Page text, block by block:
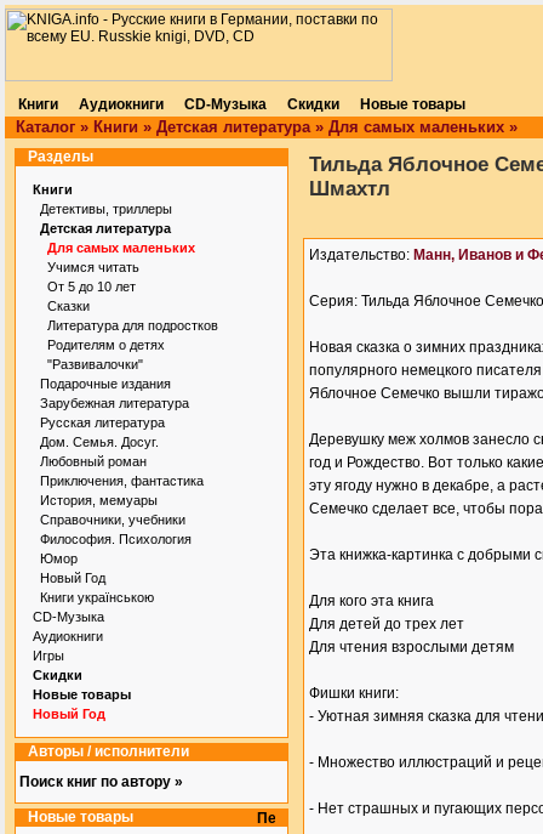
Книги Аудиокниги CD-Музыка Скидки Новые товары
Каталог » Книги » Детская литература» Для самых маленьких »
Разделы
Книги
Детективы, триллеры
Детская литература
Для самых маленьких
Учимся читать
От 5 до 10 лет
Сказки
Литература для подростков
Родителям о детях
"Развивалочки"
Подарочные издания
Зарубежная литература
Русская литература
Дом. Семья. Досуг.
Любовный роман
Приключения, фантастика
История, мемуары
Справочники, учебники
Философия. Психология
Юмор
Новый Год
Книги українською
CD-Музыка
Аудиокниги
Игры
Скидки
Новые товары
Новый Год
Авторы / исполнители
Поиск книг по автору »
Новые товары
Тильда Яблочное
Шмахтл
Издательство: Манн, Иванов и
Серия: Тильда Яблочное Семечко
Новая сказка о зимних
популярного немецкого
Яблочное Семечко вышли
Деревушку меж холмов занесло
год и Рождество. Вот только
эту ягоду нужно в декабре, а
Семечко сделает все, чтобы
Эта книжка-картинка с добрыми
Для кого эта книга
Для детей до трех лет
Для чтения взрослыми детям
Фишки книги:
- Уютная зимняя сказка для
- Множество иллюстраций и
- Нет страшных и пугающих